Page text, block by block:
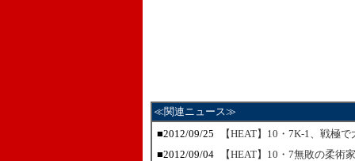
≪関連ニュース≫
■2012/09/25
【HEAT】10・7K-1、戦極
■2012/09/04
【HEAT】10・7無敗の柔術